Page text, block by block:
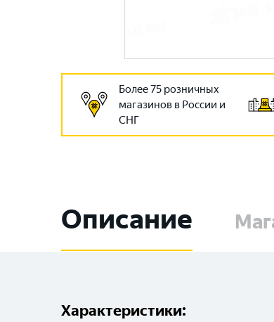
Более 75 розничных
магазинов в России и
СНГ
Описание
Характеристики: